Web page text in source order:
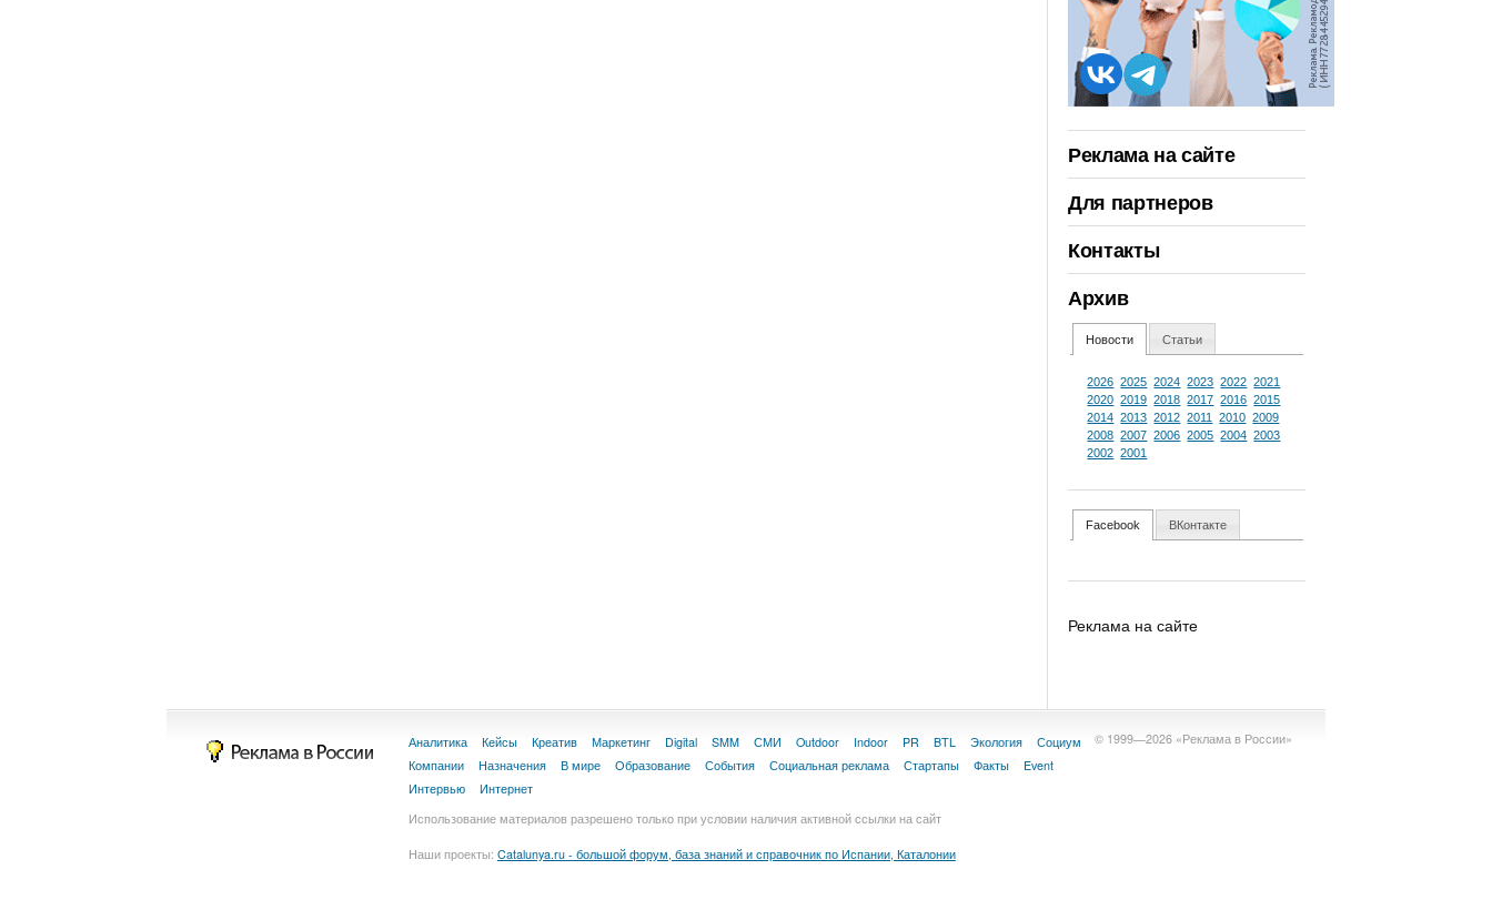
Реклама на сайте
Для партнеров
Контакты
Архив
Новости Статьи
2026 2025 2024 2023 2022 2021
2020 2019 2018 2017 2016 2015
2014 2013 2012 2011 2010 2009
2008 2007 2006 2005 2004 2003
2002 2001
Facebook ВКонтакте
Реклама на сайте
© 1999—2026 «Реклама в России»
Аналитика Кейсы Креатив Маркетинг Digital SMM СМИ Outdoor Indoor PR BTL Экология
Социум
Компании
Назначения В мире Образование События Социальная реклама Стартапы Факты
Event
Интервью
Интернет
Использование материалов разрешено только при условии наличия активной ссылки на сайт
Наши проекты: Catalunya.ru - большой форум, база знаний и справочник по Испании, Каталонии